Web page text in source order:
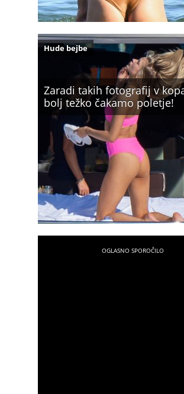
Zaradi takih fotografij v
bolj težko čakamo poletje!
Hude bejbe